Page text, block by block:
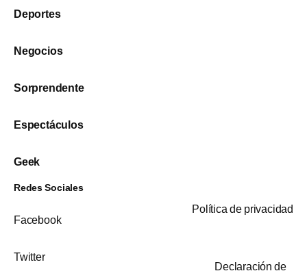
Deportes
Negocios
Sorprendente
Espectáculos
Geek
Redes Sociales
Facebook
Twitter
Política de privacidad
Declaración de